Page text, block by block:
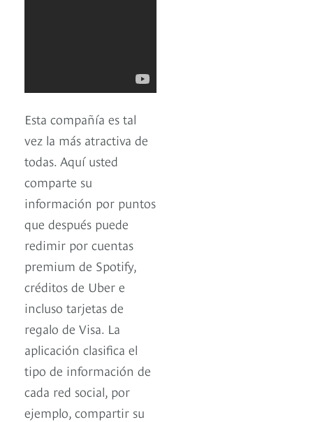
Esta compañía es tal
vez la más atractiva de
todas. Aquí usted
comparte su
información por puntos
que después puede
redimir por cuentas
premium de Spotify,
créditos de Uber e
incluso tarjetas de
regalo de Visa. La
aplicación clasifica el
tipo de información de
cada red social, por
ejemplo, compartir su